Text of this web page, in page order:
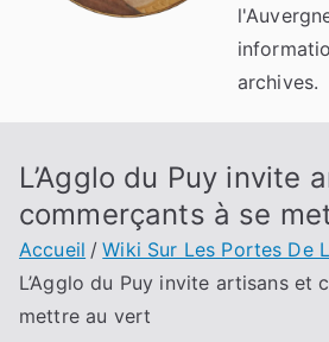
archives.
L’Agglo du Puy invite
commerçants à se
Accueil
Wiki Sur Les Portes De
L’Agglo du Puy invite artisans et
mettre au vert